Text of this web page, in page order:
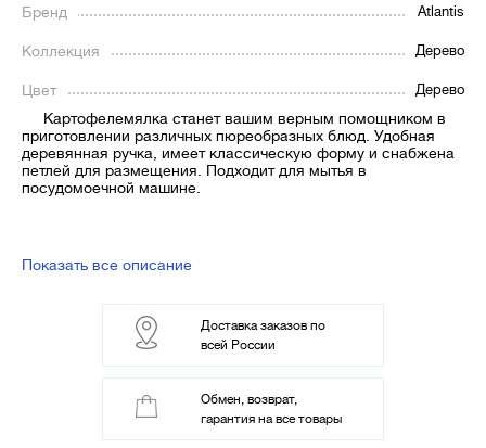
Бренд Atlantis
Коллекция Дерево
Цвет Дерево
Картофелемялка станет вашим верным помощником в
приготовлении различных пюреобразных блюд. Удобная
деревянная ручка, имеет классическую форму и снабжена
петлей для размещения. Подходит для мытья в
посудомоечной машине.
Показать все описание
Доставка заказов по
всей России
Обмен, возврат,
гарантия на все товары